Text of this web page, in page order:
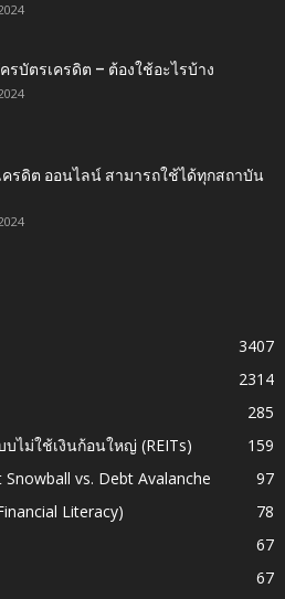
รบัตรเครดิต – ต้องใช้อะไรบ้าง
ครดิต ออนไลน์ สามารถใช้ได้ทุกสถาบัน
3407
2314
285
ไม่ใช้เงินก้อนใหญ่ (REITs)
159
vs. Debt Avalanche
97
Literacy)
78
67
67